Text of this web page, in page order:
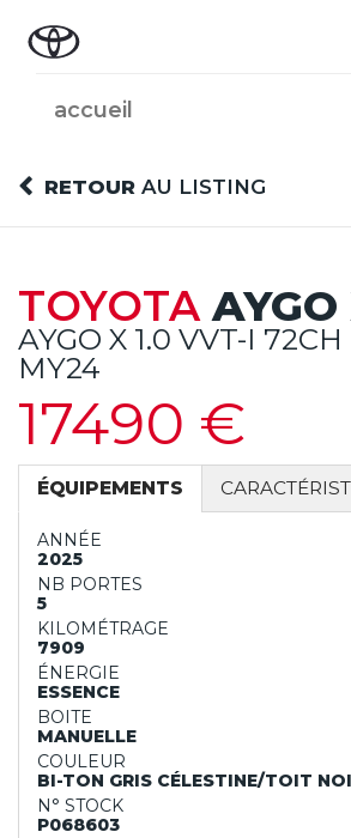
accueil
RETOUR AU LISTING
TOYOTAAYGO
AYGO X 1.0 VVT-I
MY24
17490 €
ÉQUIPEMENTS
ANNÉE
2025
NB PORTES
5
KILOMÉTRAGE
7909
ÉNERGIE
ESSENCE
BOITE
MANUELLE
COULEUR
BI-TON GRIS CÉLESTINE/TOIT
N° STOCK
P068603